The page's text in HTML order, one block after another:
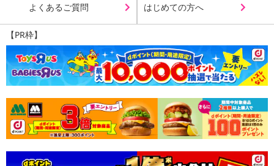
休業日
■その他共通および商品カテゴリー別注意事項（※必ずご確認くだ
よくあるご質問 はじめての方へ
【PR枠】